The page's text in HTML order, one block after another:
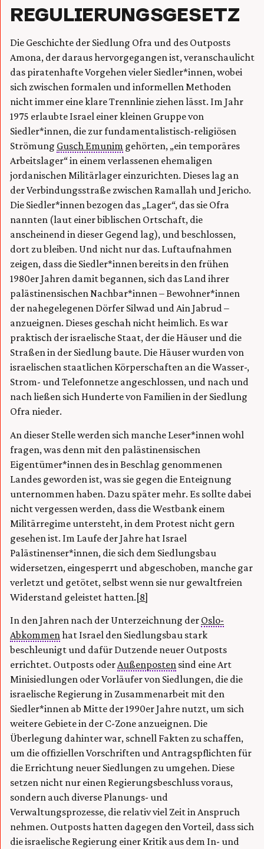
REGULIERUNGSGESETZ
Die Geschichte der Siedlung Ofra und des Outposts
Amona, der daraus hervorgegangen ist, veranschaulicht
das piratenhafte Vorgehen vieler Siedler*innen, wobei
sich zwischen formalen und informellen Methoden
nicht immer eine klare Trennlinie ziehen lässt. Im Jahr
1975 erlaubte Israel einer kleinen Gruppe von
Siedler*innen, die zur fundamentalistisch-religiösen
Strömung Gusch Emunim gehörten, „ein temporäres
Arbeitslager“ in einem verlassenen ehemaligen
jordanischen Militärlager einzurichten. Dieses lag an
der Verbindungsstraße zwischen Ramallah und Jericho.
Die Siedler*innen bezogen das „Lager“, das sie Ofra
nannten (laut einer biblischen Ortschaft, die
anscheinend in dieser Gegend lag), und beschlossen,
dort zu bleiben. Und nicht nur das. Luftaufnahmen
zeigen, dass die Siedler*innen bereits in den frühen
1980er Jahren damit begannen, sich das Land ihrer
palästinensischen Nachbar*innen – Bewohner*innen
der nahegelegenen Dörfer Silwad und Ain Jabrud –
anzueignen. Dieses geschah nicht heimlich. Es war
praktisch der israelische Staat, der die Häuser und die
Straßen in der Siedlung baute. Die Häuser wurden von
israelischen staatlichen Körperschaften an die Wasser-,
Strom- und Telefonnetze angeschlossen, und nach und
nach ließen sich Hunderte von Familien in der Siedlung
Ofra nieder.
An dieser Stelle werden sich manche Leser*innen wohl
fragen, was denn mit den palästinensischen
Eigentümer*innen des in Beschlag genommenen
Landes geworden ist, was sie gegen die Enteignung
unternommen haben. Dazu später mehr. Es sollte dabei
nicht vergessen werden, dass die Westbank einem
Militärregime untersteht, in dem Protest nicht gern
gesehen ist. Im Laufe der Jahre hat Israel
Palästinenser*innen, die sich dem Siedlungsbau
widersetzen, eingesperrt und abgeschoben, manche gar
verletzt und getötet, selbst wenn sie nur gewaltfreien
Widerstand geleistet hatten.[8]
In den Jahren nach der Unterzeichnung der Oslo-
Abkommenhat Israel den Siedlungsbau stark
beschleunigt und dafür Dutzende neuer Outposts
errichtet. Outposts oderAußenposten sind eine Art
Minisiedlungen oder Vorläufer von Siedlungen, die die
israelische Regierung in Zusammenarbeit mit den
Siedler*innen ab Mitte der 1990er Jahre nutzt, um sich
weitere Gebiete in der C-Zone anzueignen. Die
Überlegung dahinter war, schnell Fakten zu schaffen,
um die offiziellen Vorschriften und Antragspflichten für
die Errichtung neuer Siedlungen zu umgehen. Diese
setzen nicht nur einen Regierungsbeschluss voraus,
sondern auch diverse Planungs- und
Verwaltungsprozesse, die relativ viel Zeit in Anspruch
nehmen. Outposts hatten dagegen den Vorteil, dass sich
die israelische Regierung einer Kritik aus dem In- und